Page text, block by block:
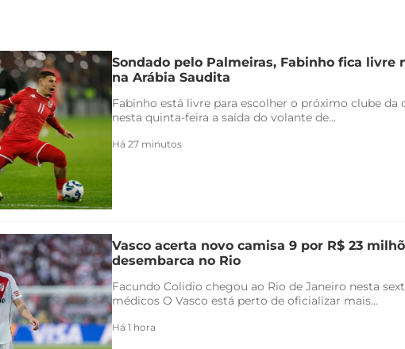
Sondado pelo Palmeiras, Fabinho fica livre
na Arábia Saudita
Fabinho está livre para escolher o próximo clube da
nesta quinta-feira a saída do volante de...
Há 27 minutos
Vasco acerta novo camisa 9 por R$ 23
desembarca no Rio
Facundo Colidio chegou ao Rio de Janeiro nesta
médicos O Vasco está perto de oficializar mais...
Há 1 hora